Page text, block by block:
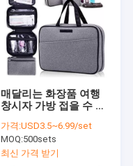
매달리는 화장품 여행
창시자 가방 접을 수 있
가격:USD3.5~6.99/set
MOQ:500sets
최신 가격 받기